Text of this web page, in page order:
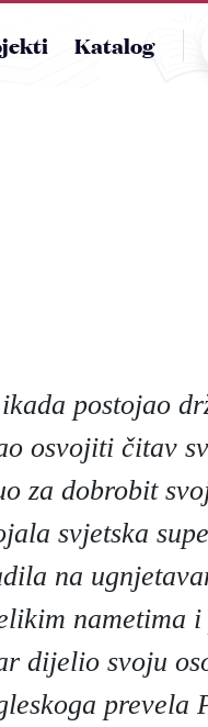
Katalog
postojao
osvojiti čitav
za dobrobit
svjetska
na
nametima
dijelio svoju